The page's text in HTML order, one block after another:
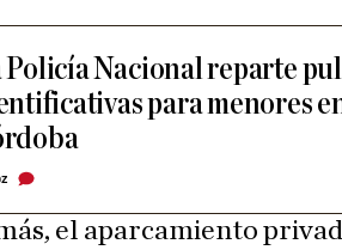
Policía Nacional reparte
para menores
el aparcamiento